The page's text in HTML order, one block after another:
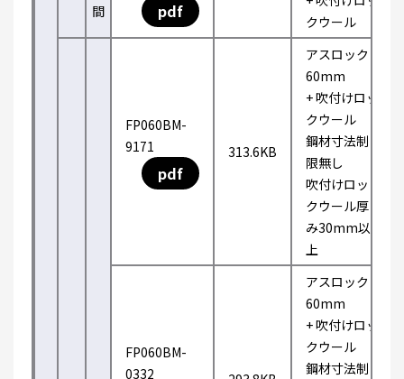
間
pdf
クウール
FP060BM-
9171
pdf
313.6KB
アスロック
60mm
+ 吹付けロッ
クウール
鋼材寸法制
限無し
吹付けロッ
クウール厚
み30mm以
上
FP060BM-
0332
アスロック
60mm
+ 吹付けロッ
クウール
鋼材寸法制